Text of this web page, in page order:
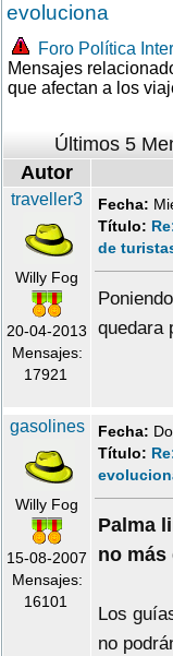
evoluciona
Foro Política
Mensajes
que afectan a los
Últimos 5
Autor
traveller3
Willy Fog
20-04-2013
Mensajes:
17921
Fecha:
Título:
de
quedara
gasolines
Willy Fog
15-08-2007
Mensajes:
16101
Fecha:
Título:
Palma
no más
Los
no